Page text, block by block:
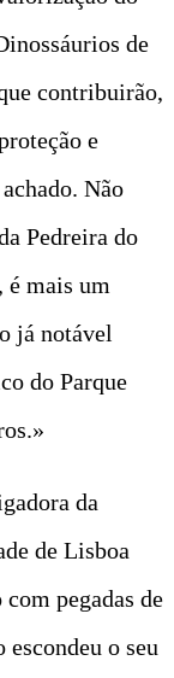
de
contribuirão,
e
Não
Pedreira do
é mais um
já notável
do Parque
da
de Lisboa
pegadas de
escondeu o seu